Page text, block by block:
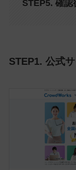
STEP5. 確認
STEP1. 公式